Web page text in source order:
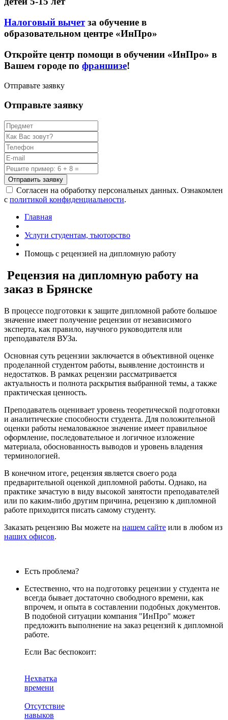
Налоговый вычетза обучение в
образовательном центре «ИнПро»
Откройте центр помощи в обучении «ИнПро» в
Вашем городе по франшизе!
Отправьте заявку
Отправьте заявку
Отправить заявку
Согласен на обработку персональных данных. Ознакомлен
с политикой конфиденциальности.
Главная
Услуги студентам, тьюторство
Помощь с рецензией на дипломную работу
Рецензия на дипломную работу на
заказ в Брянске
В процессе подготовки к защите дипломной работе большое
значение имеет получение рецензии от независимого
эксперта, как правило, научного руководителя или
преподавателя ВУЗа.
Основная суть рецензии заключается в объективной оценке
проделанной студентом работы, выявление достоинств и
недостатков. В рамках рецензии рассматривается
актуальность и полнота раскрытия выбранной темы, а также
практическая ценность.
Преподаватель оценивает уровень теоретической подготовки
и аналитические способности студента. Для положительной
оценки работы немаловажное значение имеет правильное
оформление, последовательное и логичное изложение
материала, обоснованность выводов и уровень владения
терминологией.
В конечном итоге, рецензия является своего рода
предварительной оценкой дипломной работы. Однако, на
практике зачастую в виду высокой занятости преподавателей
или по каким-либо другим причина, рецензию к дипломной
работе приходится писать самому студенту.
Заказать рецензию Вы можете на нашем сайте или в любом из
наших офисов.
Есть проблема?
Естественно, что на подготовку рецензии у студента не
всегда бывает достаточно свободного времени, как
впрочем, и опыта в составлении подобных документов.
В подобной ситуации компания "ИнПро" может
предложить выполнение на заказ рецензий к дипломной
работе.
Если Вас беспокоит:
Нехватка
времени
Отсутствие
навыков